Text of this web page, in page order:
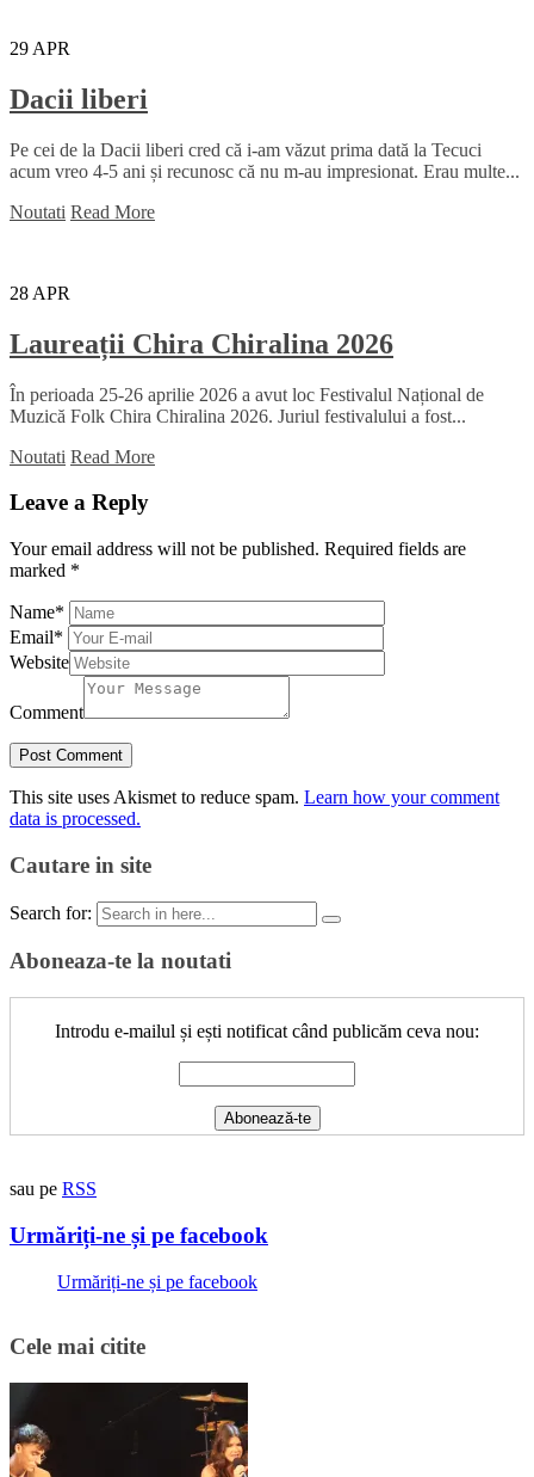
29 APR
Dacii liberi
Pe cei de la Dacii liberi cred că i-am văzut prima dată la Tecuci
acum vreo 4-5 ani și recunosc că nu m-au impresionat. Erau multe...
Noutati Read More
28 APR
Laureații Chira Chiralina 2026
În perioada 25-26 aprilie 2026 a avut loc Festivalul Național de
Muzică Folk Chira Chiralina 2026. Juriul festivalului a fost...
Noutati Read More
Leave a Reply
Your email address will not be published. Required fields are
marked *
Name*
Email*
Website
Comment
This site uses Akismet to reduce spam. Learn how your comment
data is processed.
Cautare in site
Search for:
Aboneaza-te la noutati
Introdu e-mailul și ești notificat când publicăm ceva nou:
sau pe RSS
Urmăriți-ne și pe facebook
Urmăriți-ne și pe facebook
Cele mai citite